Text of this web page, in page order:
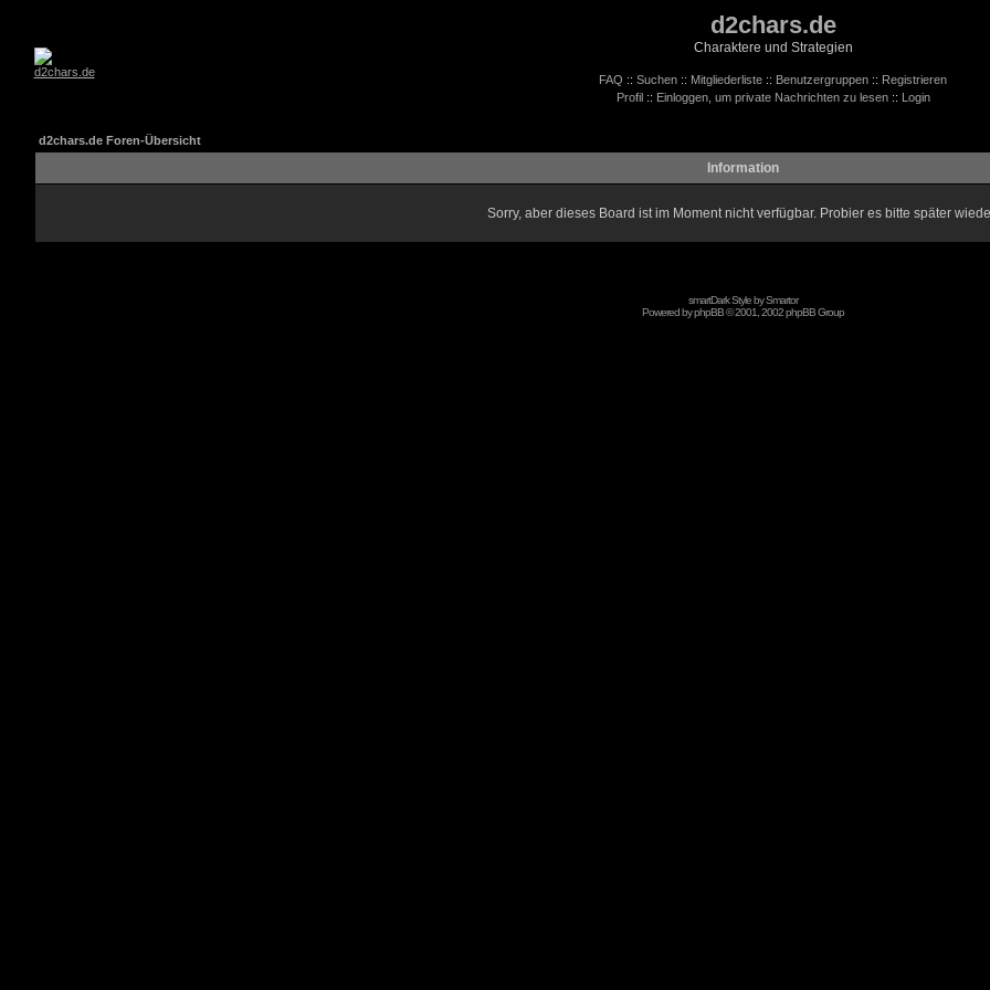
d2chars.de
Charaktere und Strategien
FAQ :: Suchen :: Mitgliederliste :: Benutzergruppen :: Registrieren
Profil:: Einloggen, um private Nachrichten zu lesen:: Login
d2chars.de Foren-Übersicht
Information
Sorry, aber dieses Board ist im Moment nicht verfügbar. Probier es bitte später
smartDark Style bySmartor
Powered byphpBB© 2001, 2002 phpBB Group